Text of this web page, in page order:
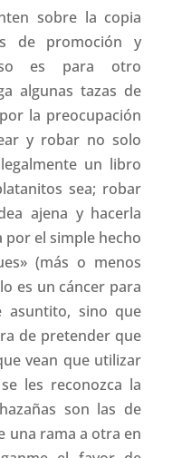
sobre la copia
de promoción y
es para otro
algunas tazas de
la preocupación
y robar no solo
un libro
sea; robar
ajena y hacerla
el simple hecho
(más o menos
es un cáncer para
asuntito, sino que
de pretender que
vean que utilizar
les reconozca la
son las de
una rama a otra en